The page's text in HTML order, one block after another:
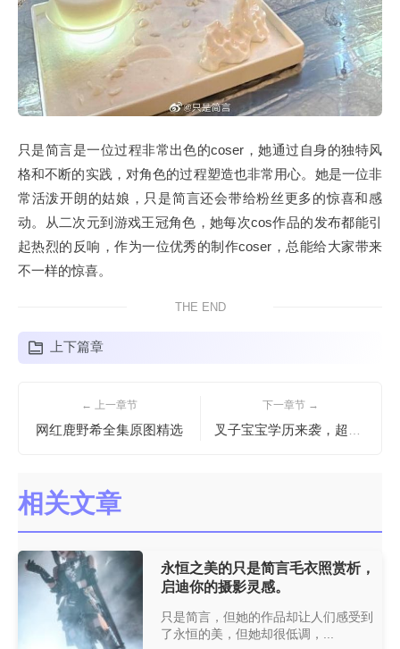
只是简言是一位过程非常出色的coser，她通过自身的独特风
格和不断的实践，对角色的过程塑造也非常用心。她是一位非
常活泼开朗的姑娘，只是简言还会带给粉丝更多的惊喜和感
动。从二次元到游戏王冠角色，她每次cos作品的发布都能引
起热烈的反响，作为一位优秀的制作coser，总能给大家带来
不一样的惊喜。
THE END
上下篇章
← 上一章节
网红鹿野希全集原图精选
下一章节 →
相关文章
永恒之美的只是简言毛衣照赏析，
启迪你的摄影灵感。
只是简言，但她的作品却让人们感受到
了永恒的美，但她却很低调，...